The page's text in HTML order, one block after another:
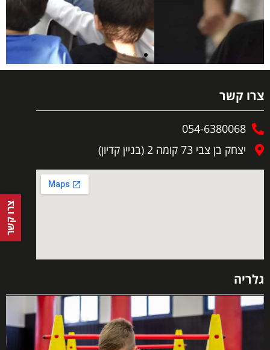
צרו קשר
054-6380068
יצחק בן צבי 73 קומה 2 (בניין קדיון)
גלריה
צרו קשר